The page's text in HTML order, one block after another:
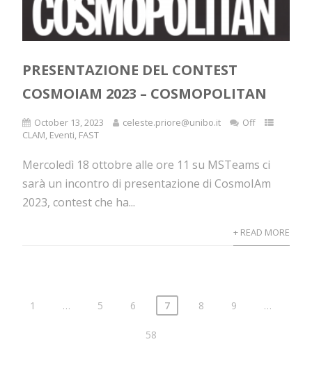
PRESENTAZIONE DEL CONTEST
COSMOIAM 2023 – COSMOPOLITAN
October 13, 2023 celeste.priore@unibo.it
Off
CLAM, Eventi, FAST
Mercoledì 18 ottobre alle ore 11 su MSTeams ci
sarà un incontro di presentazione di CosmoIAm
2023, contest che ha...
+ READ MORE
1 … 5 6 7 8 9 …
58